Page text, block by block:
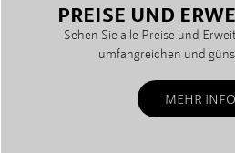
PREISE UND
Sehen Sie alle Preise und
umfangreichen und
MEHR